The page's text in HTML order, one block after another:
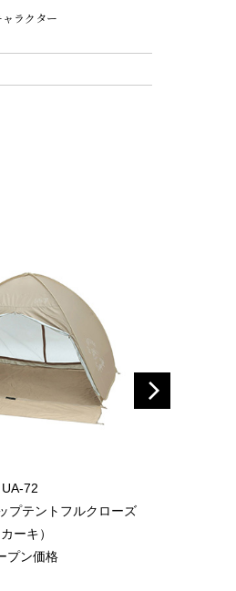
ャラクター
UA-72
プテントフルクローズ
カーキ）
プン価格